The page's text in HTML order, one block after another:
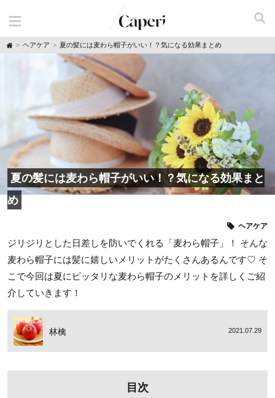
H
ヘアケア 夏の髪には麦わら帽子がいい！？気になる効果まとめ
夏の髪には麦わら帽子がいい！？気になる効果まと
め
ヘアケア
ジリジリとした日差しを防いでくれる「麦わら帽子」！ そんな
麦わら帽子には髪に嬉しいメリットがたくさんあるんです♡ そ
こで今回は夏にピッタリな麦わら帽子のメリットを詳しくご紹
介していきます！
林檎 2021.07.29
目次